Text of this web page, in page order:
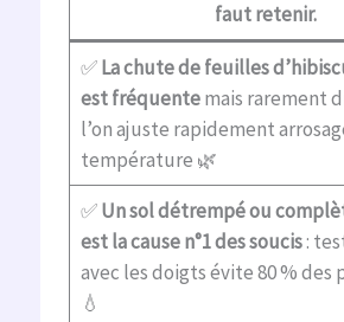
faut retenir.
✅La chute de feuilles
est fréquentemais rarement
l’on ajuste rapidement
température 🌿
✅Un sol détrempé ou
est la cause n°1 des soucis:
avec les doigts évite 80 % des
💧